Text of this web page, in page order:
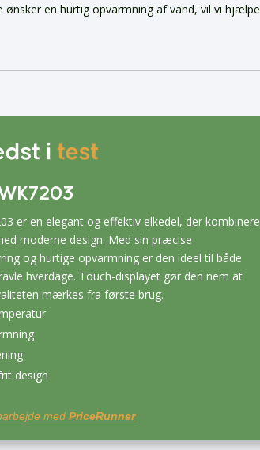
en hurtig opvarmning af vand, vil vi
er en elegant og effektiv elkedel, der
moderne design. Med sin præcise
og hurtige opvarmning er den ideel til både
hverdage. Touch-displayet gør den nem at
mærkes fra første brug.
design
medPriceRunner